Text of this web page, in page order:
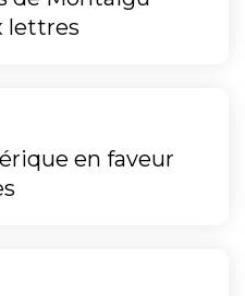
lettres
en faveur